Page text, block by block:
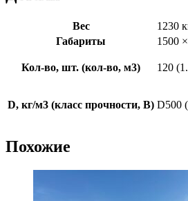
Вес
1230
Габариты
1500
Кол-во, шт. (кол-во, м3) 120
D, кг/м3 (класс прочности, В) D500
Похожие